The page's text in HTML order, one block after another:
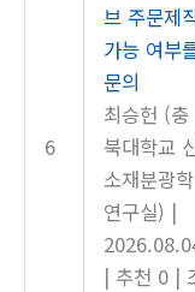
6
브 주문제
가능 여부
문의
최승헌 (충
북대학교
소재분광학
연구실) |
| 추천 0 |